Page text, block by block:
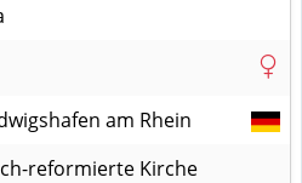
am Rhein
reformierte Kirche